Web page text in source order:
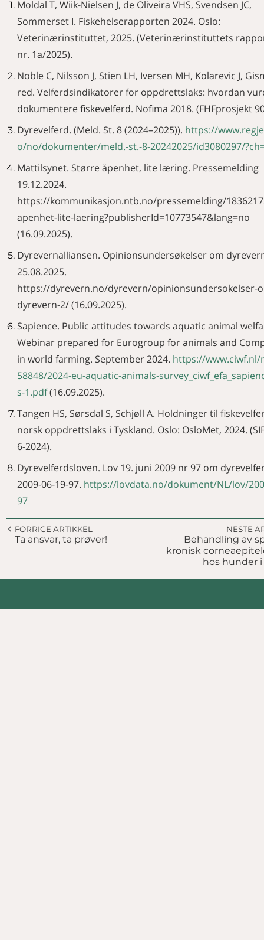
Moldal T, Wiik-Nielsen J, de Oliveira VHS, Svendsen JC,
Sommerset I. Fiskehelserapporten 2024. Oslo:
Veterinærinstituttet, 2025. (Veterinærinstituttets
nr. 1a/2025).
Noble C, Nilsson J, Stien LH, Iversen MH, Kolarevic J,
red. Velferdsindikatorer for oppdrettslaks: hvordan
dokumentere fiskevelferd. Nofima 2018. (FHFprosjekt
Dyrevelferd. (Meld. St. 8 (2024–2025)). https://
o/no/dokumenter/meld.-st.-8-20242025/id3080297/
Mattilsynet. Større åpenhet, lite læring. Pressemelding
19.12.2024.
https://kommunikasjon.ntb.no/pressemelding/
apenhet-lite-laering?publisherId=10773547&lang=no
(16.09.2025).
Dyrevernalliansen. Opinionsundersøkelser om
25.08.2025.
https://dyrevern.no/dyrevern/opinionsundersokelser-
dyrevern-2/ (16.09.2025).
Sapience. Public attitudes towards aquatic animal
Webinar prepared for Eurogroup for animals and
in world farming. September 2024. https://www.ciwf.nl/
58848/2024-eu-aquatic-animals-
s-1.pdf(16.09.2025).
Tangen HS, Sørsdal S, Schjøll A. Holdninger til
norsk oppdrettslaks i Tyskland. Oslo: OsloMet, 2024.
6-2024).
Dyrevelferdsloven. Lov 19. juni 2009 nr 97 om
2009-06-19-97. https://lovdata.no/dokument/NL/lov/
97
FORRIGE ARTIKKEL
Ta ansvar, ta prøver!
NESTE
Behandling av
kronisk
hos hunder